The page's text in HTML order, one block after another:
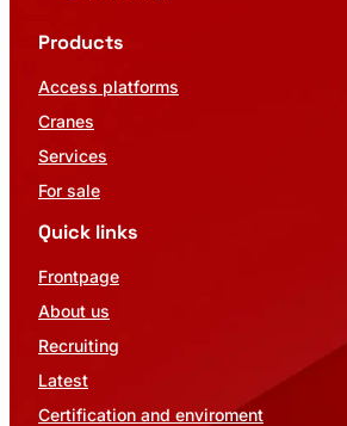
Products
Access platforms
Cranes
Services
For sale
Quick links
Frontpage
About us
Recruiting
Latest
Certification and enviroment